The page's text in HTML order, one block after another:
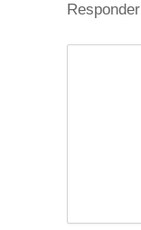
Responder